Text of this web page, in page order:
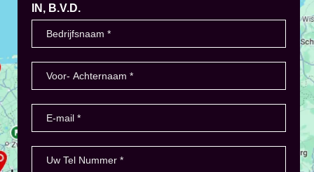
IN, B.V.D.